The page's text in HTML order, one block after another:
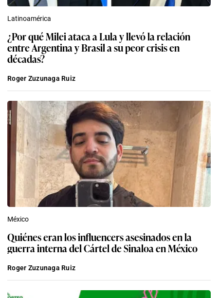
Latinoamérica
¿Por qué Milei ataca a Lula y llevó la relación
entre Argentina y Brasil a su peor crisis en
décadas?
Roger Zuzunaga Ruiz
México
Quiénes eran los influencers asesinados en la
guerra interna del Cártel de Sinaloa en México
Roger Zuzunaga Ruiz